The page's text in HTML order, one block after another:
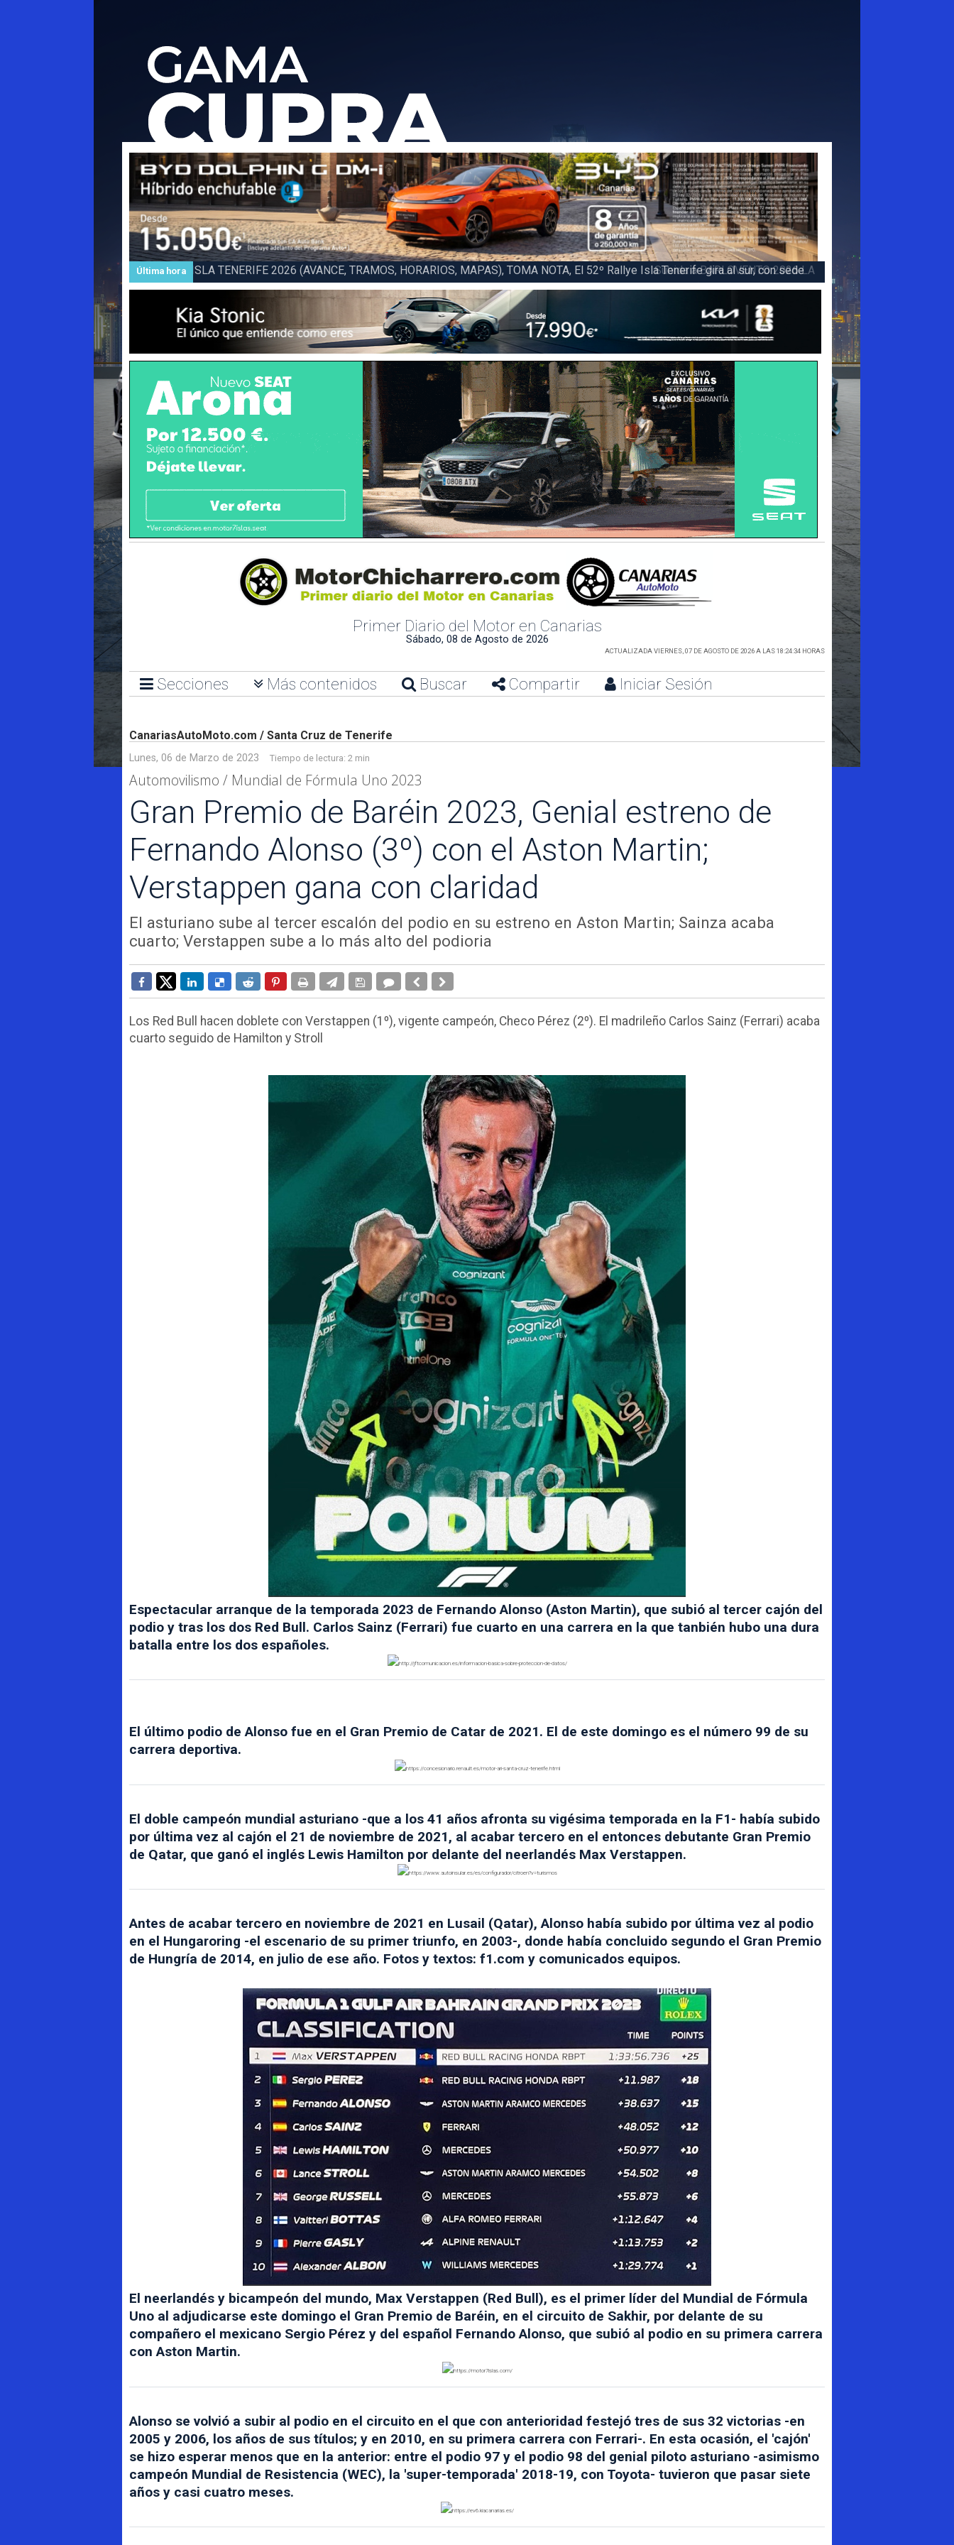
Última hora
Subida a BARLOVENTO 2026 LA PALMA (FINAL), Juan C. Brito y Carlos A. Pérez hacen suya la victoria en la 47 Subida a
Barlovento
Primer Diario del Motor en Canarias
Sábado, 08 de Agosto de 2026
ACTUALIZADA VIERNES, 07 DE AGOSTO DE 2026 A LAS 18:24:34 HORAS
Secciones Más contenidos Buscar Compartir Iniciar Sesión
CanariasAutoMoto.com / Santa Cruz de Tenerife
Lunes, 06 de Marzo de 2023 Tiempo de lectura: 2 min
Automovilismo / Mundial de Fórmula Uno 2023
Gran Premio de Baréin 2023, Genial estreno de
Fernando Alonso (3º) con el Aston Martin;
Verstappen gana con claridad
El asturiano sube al tercer escalón del podio en su estreno en Aston Martin; Sainza acaba
cuarto; Verstappen sube a lo más alto del podioria
Los Red Bull hacen doblete con Verstappen (1º), vigente campeón, Checo Pérez (2º). El madrileño Carlos Sainz (Ferrari) acaba
cuarto seguido de Hamilton y Stroll
Espectacular arranque de la temporada 2023 de Fernando Alonso (Aston Martin), que subió al tercer cajón del
podio y tras los dos Red Bull. Carlos Sainz (Ferrari) fue cuarto en una carrera en la que tanbién hubo una dura
batalla entre los dos españoles.
El último podio de Alonso fue en el Gran Premio de Catar de 2021. El de este domingo es el número 99 de su
carrera deportiva.
El doble campeón mundial asturiano -que a los 41 años afronta su vigésima temporada en la F1- había subido
por última vez al cajón el 21 de noviembre de 2021, al acabar tercero en el entonces debutante Gran Premio
de Qatar, que ganó el inglés Lewis Hamilton por delante del neerlandés Max Verstappen.
Antes de acabar tercero en noviembre de 2021 en Lusail (Qatar), Alonso había subido por última vez al podio
en el Hungaroring -el escenario de su primer triunfo, en 2003-, donde había concluido segundo el Gran Premio
de Hungría de 2014, en julio de ese año. Fotos y textos: f1.com y comunicados equipos.
El neerlandés y bicampeón del mundo, Max Verstappen (Red Bull), es el primer líder del Mundial de Fórmula
Uno al adjudicarse este domingo el Gran Premio de Baréin, en el circuito de Sakhir, por delante de su
compañero el mexicano Sergio Pérez y del español Fernando Alonso, que subió al podio en su primera carrera
con Aston Martin.
Alonso se volvió a subir al podio en el circuito en el que con anterioridad festejó tres de sus 32 victorias -en
2005 y 2006, los años de sus títulos; y en 2010, en su primera carrera con Ferrari-. En esta ocasión, el 'cajón'
se hizo esperar menos que en la anterior: entre el podio 97 y el podio 98 del genial piloto asturiano -asimismo
campeón Mundial de Resistencia (WEC), la 'super-temporada' 2018-19, con Toyota- tuvieron que pasar siete
años y casi cuatro meses.